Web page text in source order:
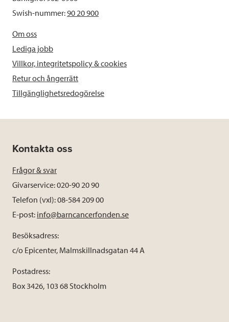
Swish-nummer:90 20 900
Om oss
Lediga jobb
Villkor, integritetspolicy & cookies
Retur och ångerrätt
Tillgänglighetsredogörelse
Kontakta oss
Frågor & svar
Givarservice: 020-90 20 90
Telefon (vxl): 08-584 209 00
E-post: info@barncancerfonden.se
Besöksadress:
c/o Epicenter, Malmskillnadsgatan 44 A
Postadress:
Box 3426, 103 68 Stockholm